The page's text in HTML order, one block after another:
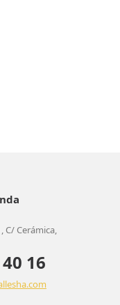
C/ Cerámica,
16